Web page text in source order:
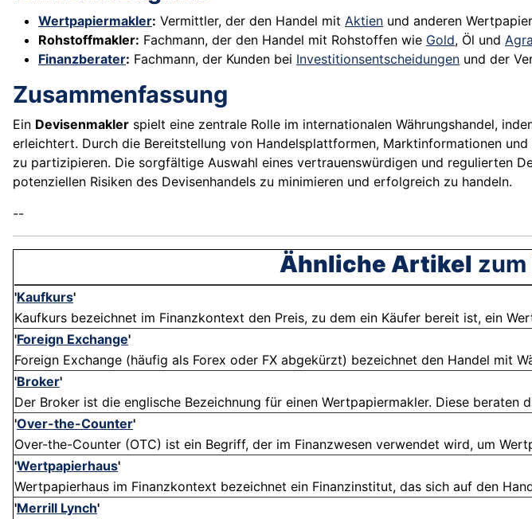
Wertpapiermakler: Vermittler, der den Handel mit Aktien und anderen
Rohstoffmakler: Fachmann, der den Handel mit Rohstoffen wie Gold, Öl und
Finanzberater: Fachmann, der Kunden bei Investitionsentscheidungen und der
Zusammenfassung
Ein Devisenmakler spielt eine zentrale Rolle im internationalen Währungshandel,
erleichtert. Durch die Bereitstellung von Handelsplattformen, Marktinformationen
zu partizipieren. Die sorgfältige Auswahl eines vertrauenswürdigen und regulierten
potenziellen Risiken des Devisenhandels zu minimieren und erfolgreich zu handeln.
--
Ähnliche Artikel
'Kaufkurs'
Kaufkurs bezeichnet im Finanzkontext den Preis, zu dem ein Käufer bereit ist, ein
'Foreign Exchange'
Foreign Exchange (häufig als Forex oder FX abgekürzt) bezeichnet den Handel mit
'Broker'
Der Broker ist die englische Bezeichnung für einen Wertpapiermakler. Diese beraten
'Over-the-Counter'
Over-the-Counter (OTC) ist ein Begriff, der im Finanzwesen verwendet wird, um
'Wertpapierhaus'
Wertpapierhaus im Finanzkontext bezeichnet ein Finanzinstitut, das sich auf den
'Merrill Lynch'